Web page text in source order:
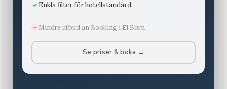
Enkla filter för hotellstandard
Mindre utbud än Booking i El Born
Se priser & boka →